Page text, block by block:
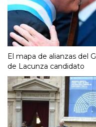
El mapa de alianzas del
de Lacunza candidato